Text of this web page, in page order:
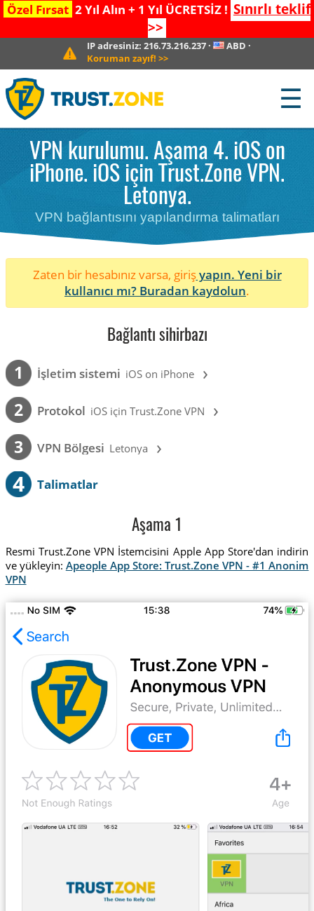
Özel Fırsat 2 Yıl Alın + 1 Yıl ÜCRETSİZ ! Sınırlı teklif
>>
IP adresiniz:216.73.216.237 · ABD ·
Koruman zayıf! >>
☰
VPN kurulumu. Aşama 4. iOS on
iPhone. iOS için Trust.Zone VPN.
Letonya.
VPN bağlantısını yapılandırma talimatları
Zaten bir hesabınız varsa, girişyapın. Yeni bir
kullanıcı mı? Buradan kaydolun.
Bağlantı sihirbazı
1 İşletim sistemi iOS on iPhone ›
2 Protokol iOS için Trust.Zone VPN ›
3 VPN Bölgesi Letonya ›
4 Talimatlar
Aşama 1
Resmi Trust.Zone VPN İstemcisini Apple App Store'dan indirin
ve yükleyin: Apeople App Store: Trust.Zone VPN - #1 Anonim
VPN